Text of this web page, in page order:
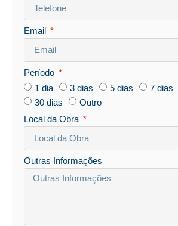
Email
Período
1 dia
3 dias 5 dias 7 dias
30 dias
Outro
Local da Obra
Outras Informações